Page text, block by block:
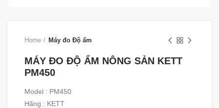
Home Máy đo Độ ẩm
MÁY ĐO ĐỘ ẨM NÔNG SẢN KETT
PM450
Model : PM450
Hãng : KETT